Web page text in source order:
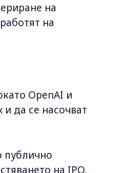
на
на
OpenAI и
да се насочват
публично
на IPO,